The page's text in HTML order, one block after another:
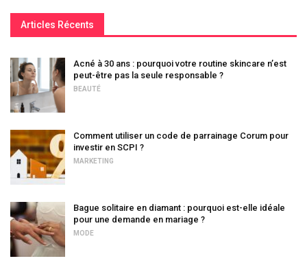
Articles Récents
Acné à 30 ans : pourquoi votre routine skincare n’est
peut-être pas la seule responsable ?
BEAUTÉ
Comment utiliser un code de parrainage Corum pour
investir en SCPI ?
MARKETING
Bague solitaire en diamant : pourquoi est-elle idéale
pour une demande en mariage ?
MODE